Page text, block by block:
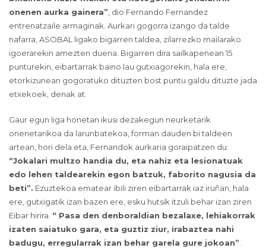
onenen aurka gainera” , dio Fernando Fernandez
entrenatzaile armaginak. Aurkari gogorra izango da talde
nafarra, ASOBAL ligako bigarren taldea, zilarrezko mailarako
igoerarekin amezten duena. Bigarren dira sailkapenean 15
punturekin, eibartarrak baino lau gutxiagorekin, hala ere,
etorkizunean gogoratuko dituzten bost puntu galdu dituzte jada
etxekoek, denak at.
Gaur egun liga honetan ikusi dezakegun neurketarik
onenetarikoa da larunbatekoa, forman dauden bi taldeen
artean, hori dela eta, Fernandok aurkaria goraipatzen du:
“Jokalari multzo handia du, eta nahiz eta lesionatuak
edo lehen taldearekin egon batzuk, faborito nagusia da
beti”. Ezuztekoa ematear ibili ziren eibartarrak iaz iruñan, hala
ere, gutxigatik izan bazen ere, esku hutsik itzuli behar izan ziren
Eibar hirira. “ Pasa den denboraldian bezalaxe, lehiakorrak
izaten saiatuko gara, eta guztiz ziur, irabaztea nahi
badugu, erregularrak izan behar garela gure jokoan”